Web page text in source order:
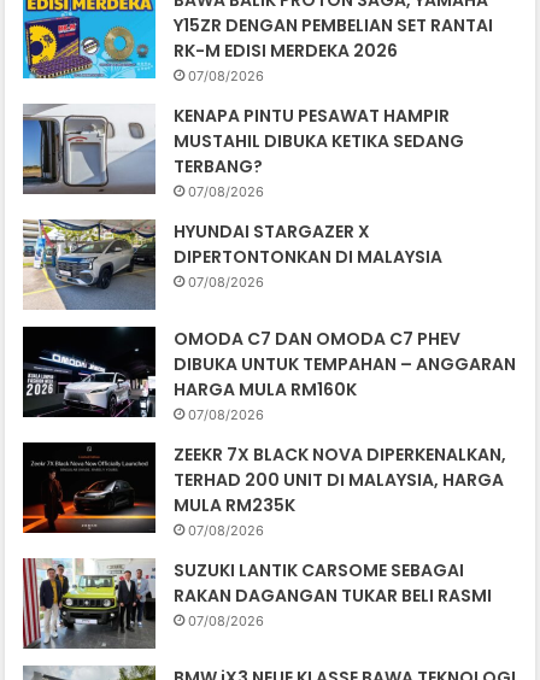
Y15ZR DENGAN PEMBELIAN SET RANTAI
RK-M EDISI MERDEKA 2026
07/08/2026
KENAPA PINTU PESAWAT HAMPIR
MUSTAHIL DIBUKA KETIKA SEDANG
TERBANG?
07/08/2026
HYUNDAI STARGAZER X
DIPERTONTONKAN DI MALAYSIA
07/08/2026
OMODA C7 DAN OMODA C7 PHEV
DIBUKA UNTUK TEMPAHAN – ANGGARAN
HARGA MULA RM160K
07/08/2026
ZEEKR 7X BLACK NOVA DIPERKENALKAN,
TERHAD 200 UNIT DI MALAYSIA, HARGA
MULA RM235K
07/08/2026
SUZUKI LANTIK CARSOME SEBAGAI
RAKAN DAGANGAN TUKAR BELI RASMI
07/08/2026